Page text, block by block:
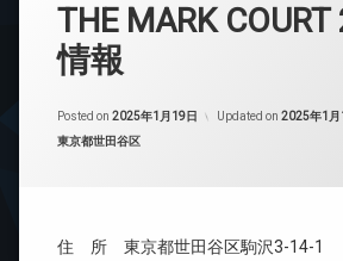
THE MARK
情報
Posted on 2025年1月19日 Updated on 2025年1月
カテゴリー:
東京都世田谷区
住 所 東京都世田谷区駒沢3-14-1